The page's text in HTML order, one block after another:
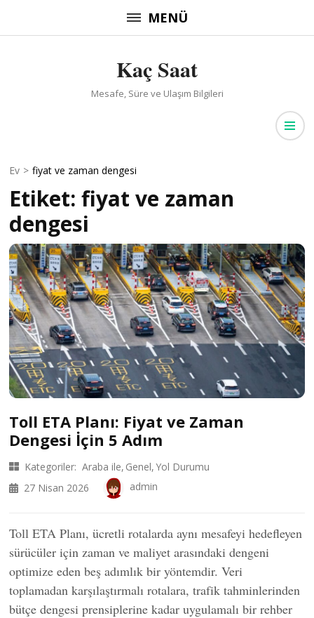
atla
MENÜ
Kaç Saat
Mesafe, Süre ve Ulaşım Bilgileri
Ev > fiyat ve zaman dengesi
Etiket:fiyat ve zaman
dengesi
Toll ETA Planı: Fiyat ve Zaman
Dengesi İçin 5 Adım
Kategoriler: Araba ile Genel Yol Durumu
27 Nisan 2026
admin
Toll ETA Planı, ücretli rotalarda aynı mesafeyi hedefleyen
sürücüler için zaman ve maliyet arasındaki dengeni
optimize eden beş adımlık bir yöntemdir. Veri
toplamadan karşılaştırmalı rotalara, trafik tahminlerinden
bütçe dengesi prensiplerine kadar uygulamalı bir rehber